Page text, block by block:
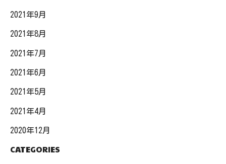
2021年9月
2021年8月
2021年7月
2021年6月
2021年5月
2021年4月
2020年12月
CATEGORIES